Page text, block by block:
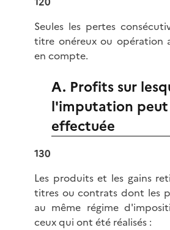
Seules les pertes
titre onéreux ou opération
en compte.
A. Profits sur
l'imputation
effectuée
130
Les produits et les gains
titres ou contrats dont les
au même régime
ceux qui ont été réalisés :